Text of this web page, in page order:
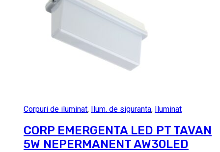
Corpuri de iluminat, Ilum. de siguranta, Iluminat
CORP EMERGENTA LED PT TAVAN
5W NEPERMANENT AW30LED